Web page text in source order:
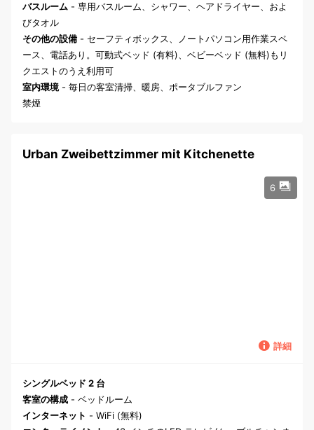
バスルーム - 専用バスルーム、シャワー、ヘアドライヤー、およ
びタオル
その他の設備 - セーフティボックス、ノートパソコン用作業スペ
ース、電話あり。可動式ベッド (有料)、ベビーベッド (無料)もリ
クエストのうえ利用可
室内環境 - 毎日の客室清掃、暖房、ポータブルファン
禁煙
Urban Zweibettzimmer mit Kitchenette
6
詳細
シングルベッド 2 台
客室の構成 - ベッドルーム
インターネット - WiFi (無料)